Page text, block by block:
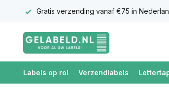
Gratis verzending vanaf €75 in
Labels op rol Verzendlabels